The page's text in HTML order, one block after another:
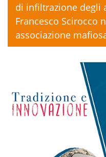
di infiltrazione degli
Francesco Scirocco
associazione